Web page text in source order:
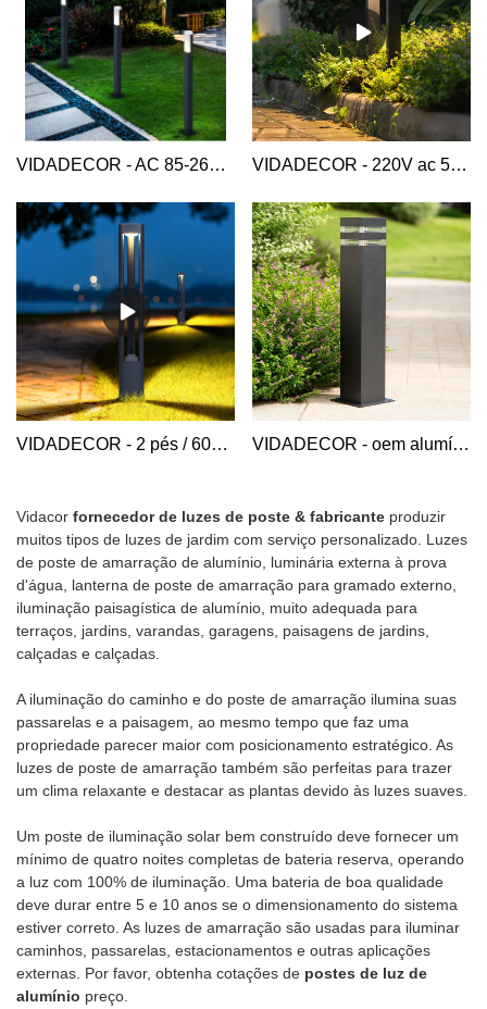
Vidacor fornecedor de luzes de poste & fabricante produzir
muitos tipos de luzes de jardim com serviço personalizado. Luzes
de poste de amarração de alumínio, luminária externa à prova
d'água, lanterna de poste de amarração para gramado externo,
iluminação paisagística de alumínio, muito adequada para
terraços, jardins, varandas, garagens, paisagens de jardins,
calçadas e calçadas.
A iluminação do caminho e do poste de amarração ilumina suas
passarelas e a paisagem, ao mesmo tempo que faz uma
propriedade parecer maior com posicionamento estratégico. As
luzes de poste de amarração também são perfeitas para trazer
um clima relaxante e destacar as plantas devido às luzes suaves.
Um poste de iluminação solar bem construído deve fornecer um
mínimo de quatro noites completas de bateria reserva, operando
a luz com 100% de iluminação. Uma bateria de boa qualidade
deve durar entre 5 e 10 anos se o dimensionamento do sistema
estiver correto. As luzes de amarração são usadas para iluminar
caminhos, passarelas, estacionamentos e outras aplicações
externas. Por favor, obtenha cotações de postes de luz de
alumínio preço.
VIDADECOR - AC 85-265v 5w tamanho de altura personalizado alumínio contemporâneo poste jardim estrada rua led poste poste poste lâmpada de alumínio poste de amarração VIDADECOR - 220V ac 5w 60 80 cm personalizado moderno quadrado fino alumínio ao ar livre casa hotel quintal paisagem post jardim lâmpada led luzes de amarração Luz de amarração de alumínio
VIDADECOR - 2 pés / 60cm de altura 10w cilíndrico à prova d'água passarela de paisagem led ao ar livre caminho de amarração luz de pilar de jardim Luz de amarração de alumínio VIDADECOR - oem alumínio 4000k 30w destaque decorativo E27 exterior led caminho de jardim luz de amarração de parque de relva luz de amarração de alumínio